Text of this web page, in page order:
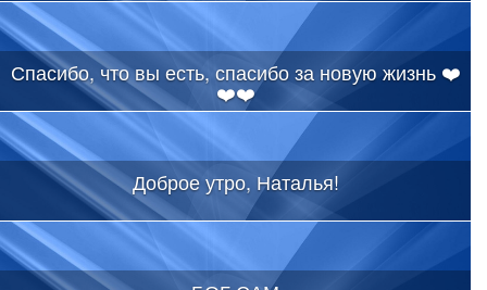
Спасибо, что вы есть, спасибо за новую жизнь ❤️
❤️❤️
Доброе утро, Наталья!